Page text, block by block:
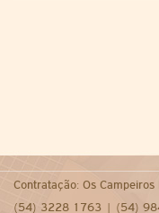
Contratação: Os
(54) 3228 1763 | (54)